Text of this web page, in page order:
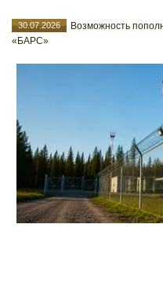
30.07.2026
Возможность
«БАРС»